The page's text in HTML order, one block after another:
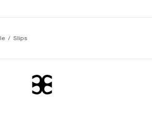
Slips